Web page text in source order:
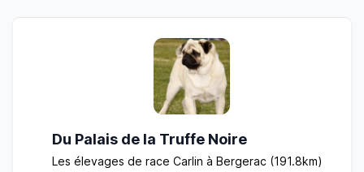
Du Palais de la Truffe Noire
Les élevages de race Carlin à Bergerac (191.8km)